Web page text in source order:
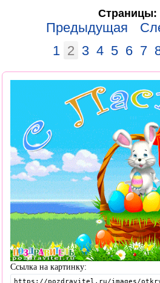
Страницы:
Предыдущая
1 2 3 4 5 6 7
Ссылка на картинку: